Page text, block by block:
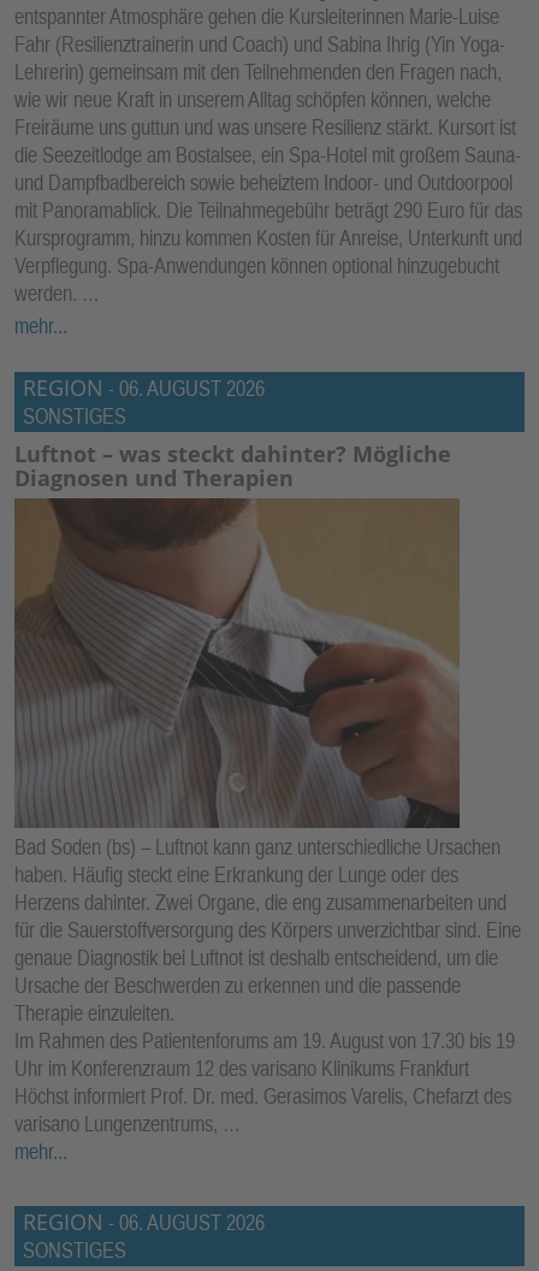
entspannter Atmosphäre gehen die Kursleiterinnen Marie-Luise
Fahr (Resilienztrainerin und Coach) und Sabina Ihrig (Yin Yoga-
Lehrerin) gemeinsam mit den Teilnehmenden den Fragen nach,
wie wir neue Kraft in unserem Alltag schöpfen können, welche
Freiräume uns guttun und was unsere Resilienz stärkt. Kursort ist
die Seezeitlodge am Bostalsee, ein Spa-Hotel mit großem Sauna-
und Dampfbadbereich sowie beheiztem Indoor- und Outdoorpool
mit Panoramablick. Die Teilnahmegebühr beträgt 290 Euro für das
Kursprogramm, hinzu kommen Kosten für Anreise, Unterkunft und
Verpflegung. Spa-Anwendungen können optional hinzugebucht
werden. …
mehr...
REGION - 06. AUGUST 2026
SONSTIGES
Luftnot – was steckt dahinter? Mögliche
Diagnosen und Therapien
Bad Soden (bs) – Luftnot kann ganz unterschiedliche Ursachen
haben. Häufig steckt eine Erkrankung der Lunge oder des
Herzens dahinter. Zwei Organe, die eng zusammenarbeiten und
für die Sauerstoffversorgung des Körpers unverzichtbar sind. Eine
genaue Diagnostik bei Luftnot ist deshalb entscheidend, um die
Ursache der Beschwerden zu erkennen und die passende
Therapie einzuleiten.
Im Rahmen des Patientenforums am 19. August von 17.30 bis 19
Uhr im Konferenzraum 12 des varisano Klinikums Frankfurt
Höchst informiert Prof. Dr. med. Gerasimos Varelis, Chefarzt des
varisano Lungenzentrums, …
mehr...
REGION - 06. AUGUST 2026
SONSTIGES